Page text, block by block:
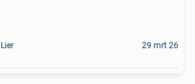
Lier 29 mrt 26